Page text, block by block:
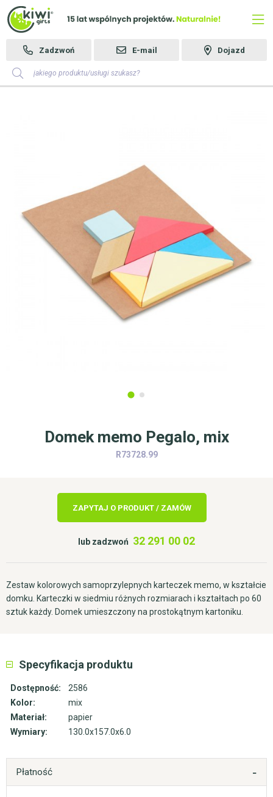
Zadzwoń E-mail Dojazd
Domek memo Pegalo, mix
R73728.99
ZAPYTAJ O PRODUKT / ZAMÓW
lub zadzwoń 32 291 00 02
Zestaw kolorowych samoprzylepnych karteczek memo, w kształcie
domku. Karteczki w siedmiu różnych rozmiarach i kształtach po 60
sztuk każdy. Domek umieszczony na prostokątnym kartoniku.
Specyfikacja produktu
Dostępność:
2586
Kolor:
mix
Materiał:
papier
Wymiary:
130.0x157.0x6.0
Płatność